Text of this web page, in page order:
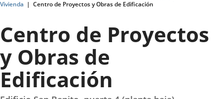
de
Valladolid
Vivienda
Centro de Proyectos y Obras de Edificación
Centro de Proyectos
y Obras de
Edificación